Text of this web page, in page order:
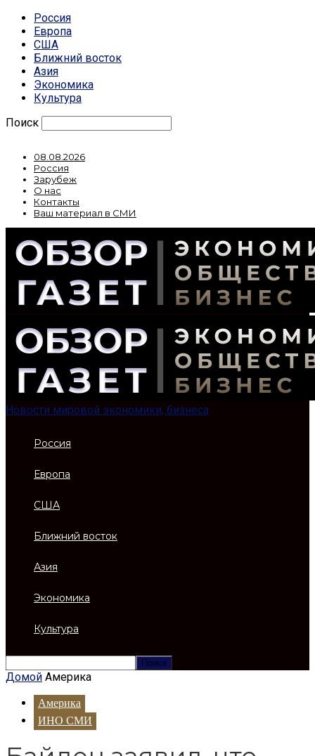
Россия
Европа
США
Ближний восток
Азия
Экономика
Культура
Поиск
08.08.2026
Россия
Зарубеж
О нас
Контакты
Ваш материал в СМИ
Новости мировой экономики, бизнеса
Россия
Европа
США
Ближний восток
Азия
Экономика
Культура
Домой Америка
Америка
ИНО СМИ